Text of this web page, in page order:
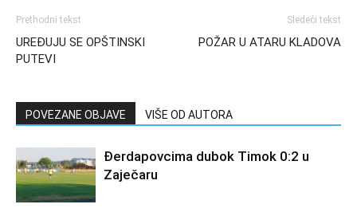
Prethodni tekst
UREĐUJU SE OPŠTINSKI
PUTEVI
Sledeći tekst
POŽAR U ATARU KLADOVA
POVEZANE OBJAVE VIŠE OD AUTORA
Đerdapovcima dubok Timok 0:2 u
Zaječaru